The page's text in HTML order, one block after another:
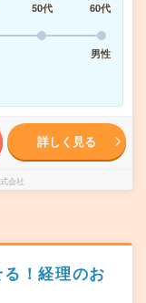
50代
60代
男性
詳しく見る
会社
！経理のお